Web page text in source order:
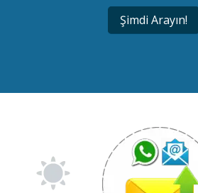
Şimdi Arayın!